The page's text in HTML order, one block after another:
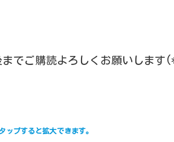
までご購読よろしくお願いしま
ップすると拡大できます。